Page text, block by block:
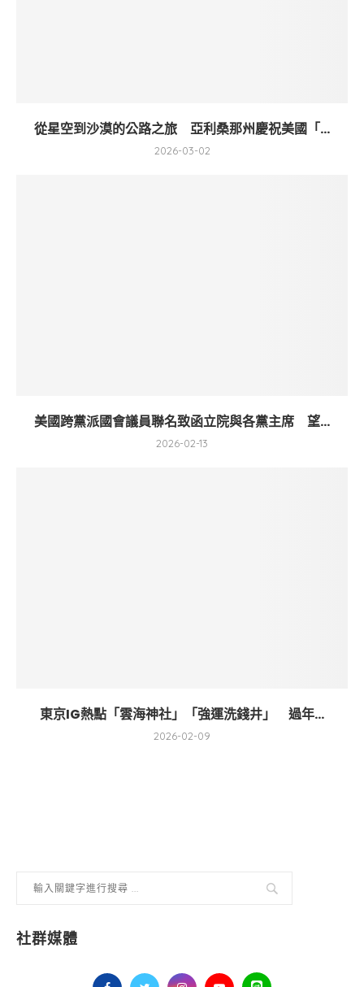
從星空到沙漠的公路之旅 亞利桑那州慶祝美國「...
2026-03-02
美國跨黨派國會議員聯名致函立院與各黨主席 望...
2026-02-13
東京IG熱點「雲海神社」「強運洗錢井」 過年...
2026-02-09
社群媒體